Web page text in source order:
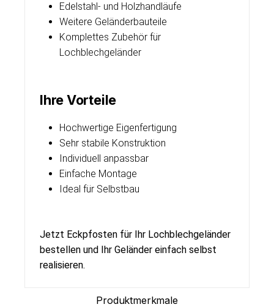
Edelstahl- und Holzhandläufe
Weitere Geländerbauteile
Komplettes Zubehör für
Lochblechgeländer
Ihre Vorteile
Hochwertige Eigenfertigung
Sehr stabile Konstruktion
Individuell anpassbar
Einfache Montage
Ideal für Selbstbau
Jetzt Eckpfosten für Ihr Lochblechgeländer
bestellen und Ihr Geländer einfach selbst
realisieren.
Produktmerkmale